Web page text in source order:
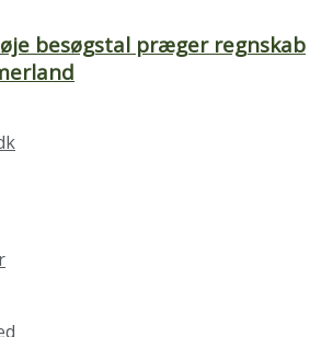
besøgstal præger regnskab